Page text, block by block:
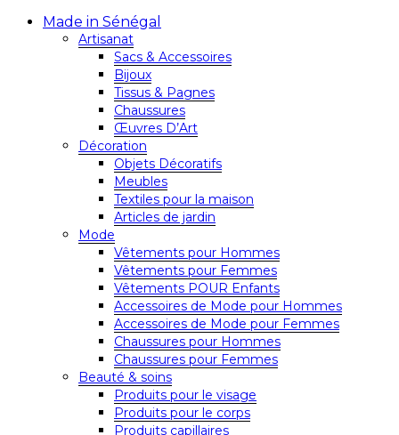
Made in Sénégal
Artisanat
Sacs & Accessoires
Bijoux
Tissus & Pagnes
Chaussures
Œuvres D’Art
Décoration
Objets Décoratifs
Meubles
Textiles pour la maison
Articles de jardin
Mode
Vêtements pour Hommes
Vêtements pour Femmes
Vêtements POUR Enfants
Accessoires de Mode pour Hommes
Accessoires de Mode pour Femmes
Chaussures pour Hommes
Chaussures pour Femmes
Beauté & soins
Produits pour le visage
Produits pour le corps
Produits capillaires